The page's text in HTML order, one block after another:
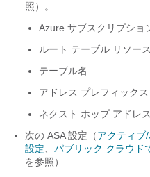
照）。
Azure サブスクリプショ
ルート テーブル リソー
テーブル名
アドレス プレフィックス
ネクスト ホップ アドレス
次の ASA 設定（アクティブ
設定、 パブリック クラウド
を参照）